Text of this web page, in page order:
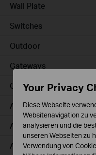
Wall Plate
Switches
Outdoor
Gateways
Campus
Access Max
Aggregation
Access Plus
Your Privacy
Diese Webseite
Websitenavigation zu
analysieren und die
unseren Webseiten zu
Verwendung von